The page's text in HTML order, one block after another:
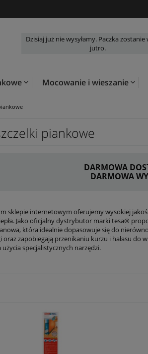
Dzisiaj już nie wysyłamy. Paczka zostanie
jutro.
Mocowanie i wieszanie
piankowe
DARMOWA
DARMOWA
sklepie internetowym oferujemy wysokiej
Jako oficjalny dystrybutor marki tesa®
która idealnie dopasowuje się do
oraz zapobiegają przenikaniu kurzu i hałasu do
użycia specjalistycznych narzędzi.